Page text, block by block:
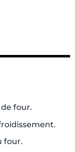
four.
four.